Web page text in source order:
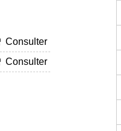
Consulter
Consulter